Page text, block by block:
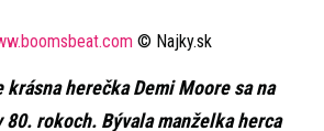
© Najky.sk
krásna herečka Demi Moore sa na
rokoch. Bývala manželka herca